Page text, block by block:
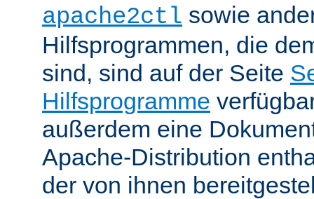
apache2ctl sowie
Hilfsprogrammen, die
sind, sind auf der Seite
Hilfsprogramme
außerdem eine
Apache-Distribution
der von ihnen